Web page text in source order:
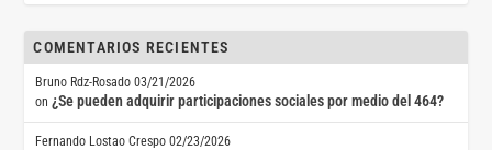
COMENTARIOS RECIENTES
Bruno Rdz-Rosado 03/21/2026
on¿Se pueden adquirir participaciones sociales por medio del 464?
Fernando Lostao Crespo 02/23/2026